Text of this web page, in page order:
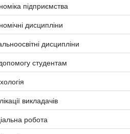
підприємства
дисципліни
дисципліни
студентам
викладачів
робота